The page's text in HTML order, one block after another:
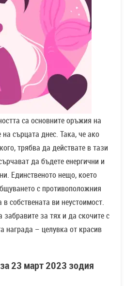
са основните оръжия на
сърцата днес. Така, че ако
трябва да действате в тази
да бъдете енергични и
Единственото нещо, което
с противоположния
собствената ви неустоимост.
за тях и да скочите с
награда – целувка от красив
23 март2023 зодия